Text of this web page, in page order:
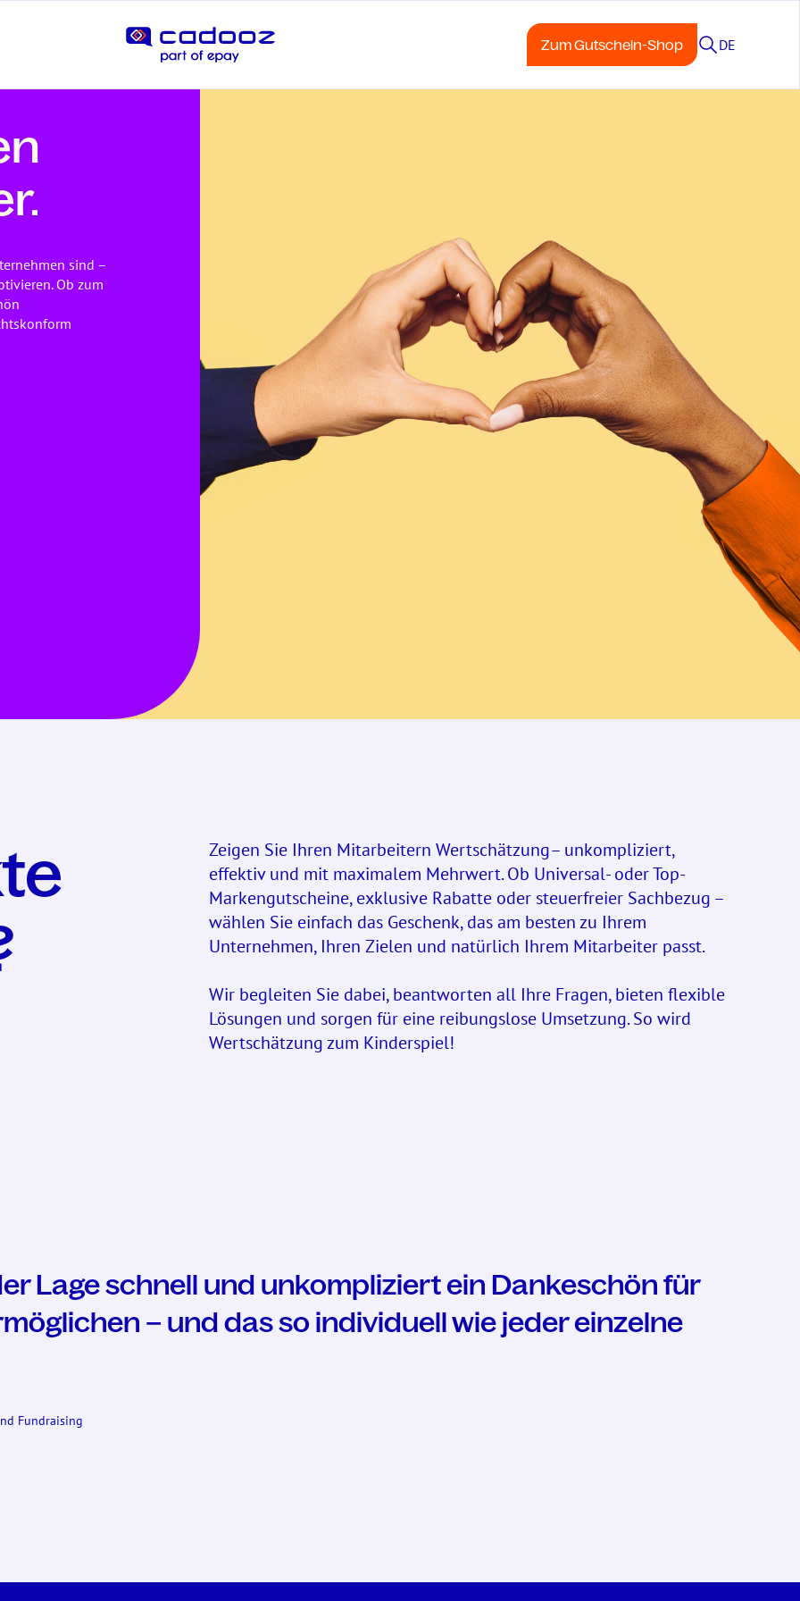
Zum Gutschein-Shop DE
sind –
Ob zum
Zeigen Sie Ihren Mitarbeitern Wertschätzung– unkompliziert,
effektiv und mit maximalem Mehrwert. Ob Universal- oder Top-
Markengutscheine, exklusive Rabatte oder steuerfreier Sachbezug –
wählen Sie einfach das Geschenk, das am besten zu Ihrem
Unternehmen, Ihren Zielen und natürlich Ihrem Mitarbeiter passt.
Wir begleiten Sie dabei, beantworten all Ihre Fragen, bieten flexible
Lösungen und sorgen für eine reibungslose Umsetzung. So wird
Wertschätzung zum Kinderspiel!
Lage schnell und unkompliziert ein Dankeschön für
– und das so individuell wie jeder einzelne
Fundraising